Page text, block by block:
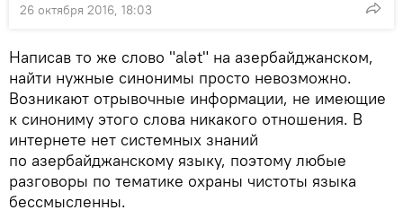
26 октября 2016, 18:03
Написав то же слово "alət" на азербайджанском,
найти нужные синонимы просто невозможно.
Возникают отрывочные информации, не имеющие
к синониму этого слова никакого отношения. В
интернете нет системных знаний
по азербайджанскому языку, поэтому любые
разговоры по тематике охраны чистоты языка
бессмысленны.